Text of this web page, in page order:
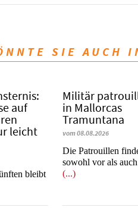
SIE AUCH
auf
leicht
bleibt
Militär
in Mallorcas
Tramuntana
vom 08.08.2026
Die Patrouillen
sowohl vor als
(...)